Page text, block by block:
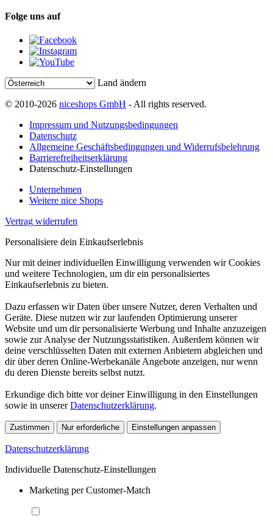
Folge uns auf
Land ändern
© 2010-2026 niceshops GmbH - All rights reserved.
Impressum und Nutzungsbedingungen
Datenschutz
Allgemeine Geschäftsbedingungen und Widerrufsbelehrung
Barrierefreiheitserklärung
Datenschutz-Einstellungen
Unternehmen
Weitere nice Shops
Vertrag widerrufen
Personalisiere dein Einkaufserlebnis
Nur mit deiner individuellen Einwilligung verwenden wir Cookies
und weitere Technologien, um dir ein personalisiertes
Einkaufserlebnis zu bieten.
Dazu erfassen wir Daten über unsere Nutzer, deren Verhalten und
Geräte. Diese nutzen wir zur laufenden Optimierung unserer
Website und um dir personalisierte Werbung und Inhalte anzuzeigen
sowie zur Analyse der Nutzungsstatistiken. Außerdem können wir
deine verschlüsselten Daten mit externen Anbietern abgleichen und
dir über deren Online-Werbekanäle Angebote anzeigen, nur wenn
du deren Dienste bereits selbst nutzt.
Erkundige dich bitte vor deiner Einwilligung in den Einstellungen
sowie in unsererDatenschutzerklärung.
Zustimmen Nur erforderliche Einstellungen anpassen
Datenschutzerklärung
Individuelle Datenschutz-Einstellungen
Marketing per Customer-Match